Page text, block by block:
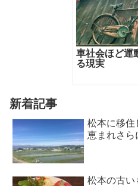
車社会ほど運
る現実
新着記事
松本に移
恵まれさら
松本の古い